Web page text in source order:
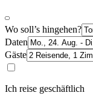
Wo soll’s hingehen?
Daten
Gäste
Ich reise geschäftlich